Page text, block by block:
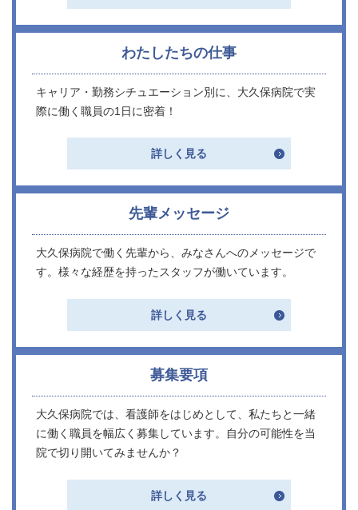
わたしたちの仕事
キャリア・勤務シチュエーション別に、大久保病院で実
際に働く職員の1日に密着！
詳しく見る
先輩メッセージ
大久保病院で働く先輩から、みなさんへのメッセージで
す。様々な経歴を持ったスタッフが働いています。
詳しく見る
募集要項
大久保病院では、看護師をはじめとして、私たちと一緒
に働く職員を幅広く募集しています。自分の可能性を当
院で切り開いてみませんか？
詳しく見る